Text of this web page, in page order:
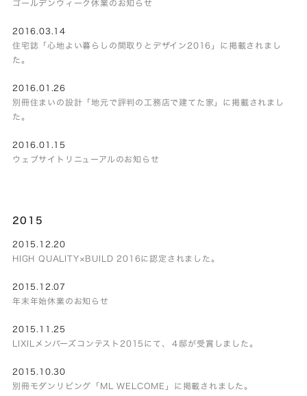
ゴールデンウィーク休業のお知らせ
2016.03.14
住宅誌「心地よい暮らしの間取りとデザイン2016」に掲載されまし
た。
2016.01.26
別冊住まいの設計「地元で評判の工務店で建てた家」に掲載されまし
た。
2016.01.15
ウェブサイトリニューアルのお知らせ
2015
2015.12.20
HIGH QUALITY×BUILD 2016に認定されました。
2015.12.07
年末年始休業のお知らせ
2015.11.25
LIXILメンバーズコンテスト2015にて、４邸が受賞しました。
2015.10.30
別冊モダンリビング「ML WELCOME」に掲載されました。